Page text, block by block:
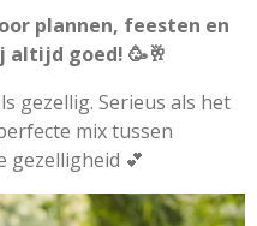
plannen, feesten en
goed! 🥳🥂
gezellig. Serieus als het
mix tussen
gezelligheid 💕